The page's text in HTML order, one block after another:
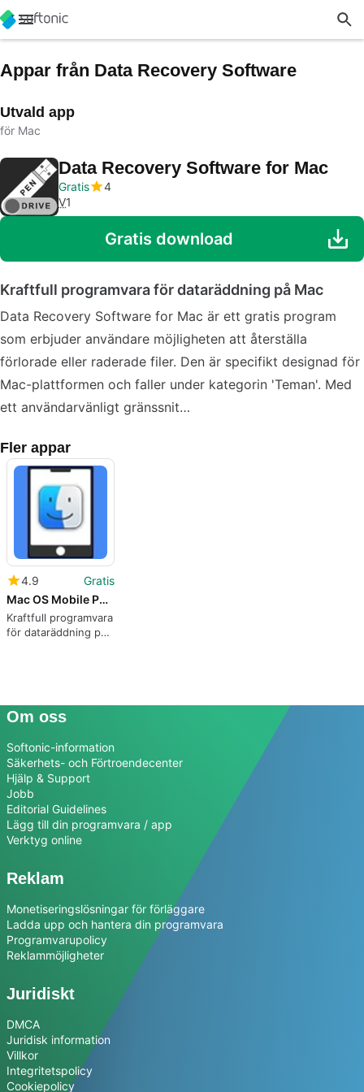
Appar från Data Recovery Software
Utvald app
för Mac
Data Recovery Software for Mac
Gratis
4
V1
Gratis download
Kraftfull programvara för dataräddning på Mac
Data Recovery Software for Mac är ett gratis program
som erbjuder användare möjligheten att återställa
förlorade eller raderade filer. Den är specifikt designad för
Mac-plattformen och faller under kategorin 'Teman'. Med
ett användarvänligt gränssnit…
Fler appar
4.9
Gratis
Mac OS Mobile Phone Recovery Software
Kraftfull programvara
för dataräddning på
Om oss
Softonic-information
Säkerhets- och Förtroendecenter
Hjälp & Support
Jobb
Editorial Guidelines
Lägg till din programvara / app
Verktyg online
Reklam
Monetiseringslösningar för förläggare
Ladda upp och hantera din programvara
Programvarupolicy
Reklammöjligheter
Juridiskt
DMCA
Juridisk information
Villkor
Integritetspolicy
Cookiepolicy